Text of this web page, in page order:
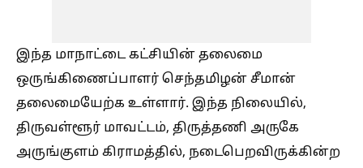
இந்த மாநாட்டை கட்சியின் தலைமை
ஒருங்கிணைப்பாளர் செந்தமிழன் சீமான்
தலைமையேற்க உள்ளார். இந்த நிலையில்,
திருவள்ளூர் மாவட்டம், திருத்தணி அருகே
அருங்குளம் கிராமத்தில், நடைபெறவிருக்கின்ற